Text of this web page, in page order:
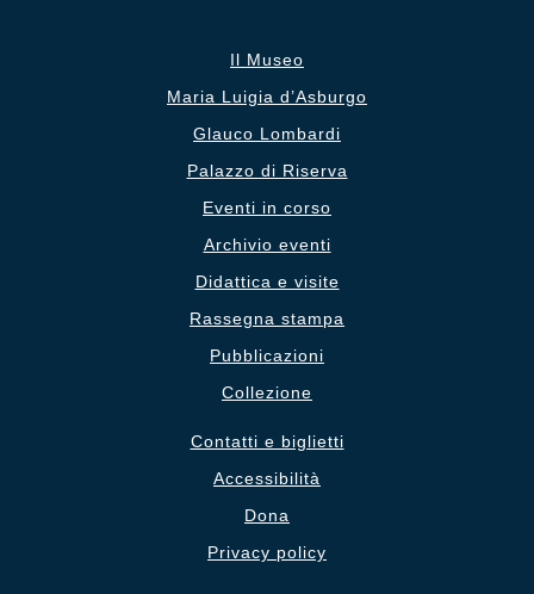
Il Museo
Maria Luigia d’Asburgo
Glauco Lombardi
Palazzo di Riserva
Eventi in corso
Archivio eventi
Didattica e visite
Rassegna stampa
Pubblicazioni
Collezione
Contatti e biglietti
Accessibilità
Dona
Privacy policy